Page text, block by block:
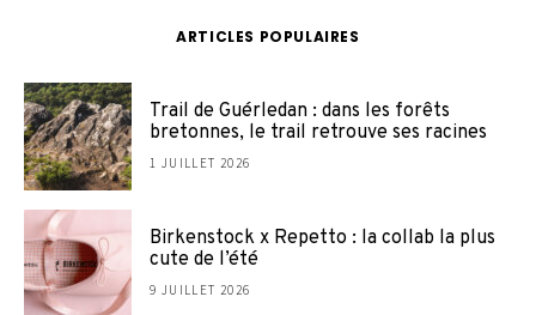
ARTICLES POPULAIRES
Trail de Guérledan : dans les forêts
bretonnes, le trail retrouve ses racines
1 JUILLET 2026
Birkenstock x Repetto : la collab la plus
cute de l’été
9 JUILLET 2026